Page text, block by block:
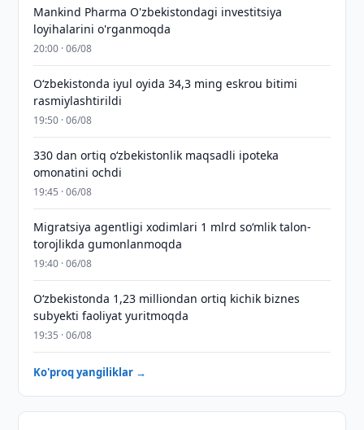
Mankind Pharma O'zbekistondagi investitsiya
loyihalarini o'rganmoqda
20:00 · 06/08
O‘zbekistonda iyul oyida 34,3 ming eskrou bitimi
rasmiylashtirildi
19:50 · 06/08
330 dan ortiq o‘zbekistonlik maqsadli ipoteka
omonatini ochdi
19:45 · 06/08
Migratsiya agentligi xodimlari 1 mlrd so‘mlik talon-
torojlikda gumonlanmoqda
19:40 · 06/08
O‘zbekistonda 1,23 milliondan ortiq kichik biznes
subyekti faoliyat yuritmoqda
19:35 · 06/08
Ko'proq yangiliklar →